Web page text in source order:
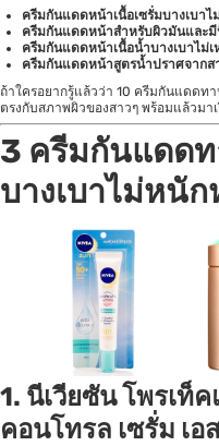
ครีมกันแดดหน้าเนื้อเซรั่มบางเบา
ครีมกันแดดหน้าสำหรับผิวมันและ
ครีมกันแดดหน้าเนื้อน้ำบางเบาไม่
ครีมกันแดดหน้าสูตรน้ำปราศจาก
ถ้าใครอยากรู้แล้วว่า 10 ครีมกันแดดท
ตรงกับสภาพผิวของสาวๆ พร้อมแล้วม
3 ครีมกันแดด
บางเบาไม่หนั
1. นีเวียซัน โพรเท็
คอนโทรล เซรั่ม เ